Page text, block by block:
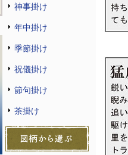
神事掛け
年中掛け
季節掛け
祝儀掛け
節句掛け
茶掛け